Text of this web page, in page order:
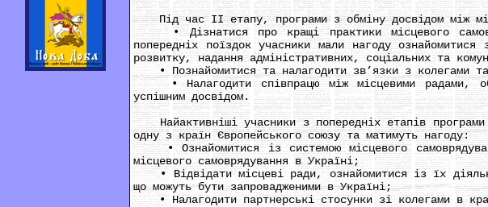
Під час ІІ етапу, програми з обміну досвідом між
• Дізнатися про кращі практики місцевого
попередніх поїздок учасники мали нагоду
розвитку, надання адміністративних, соціальних та
• Познайомитися та налагодити зв’язки з колегами
• Налагодити співпрацю між місцевими радами,
успішним досвідом.
Найактивніші учасники з попередніх етапів
одну з країн Європейського союзу та матимуть нагоду:
• Ознайомитися із системою місцевого
місцевого самоврядування в Україні;
• Відвідати місцеві ради, ознайомитися із їх
що можуть бути запровадженими в Україні;
• Налагодити партнерські стосунки зі колегами в